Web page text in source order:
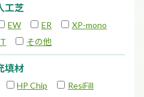
工芝
EW ER
XP-mono
その他
填材
HP Chip
ResiFill